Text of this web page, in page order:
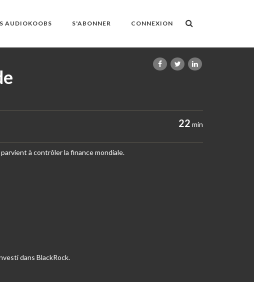
AUDIOKOOBS S'ABONNER CONNEXION
22 min
à contrôler la finance mondiale.
dans BlackRock.